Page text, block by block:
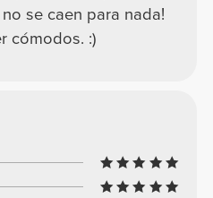
se caen para nada!
cómodos. :)